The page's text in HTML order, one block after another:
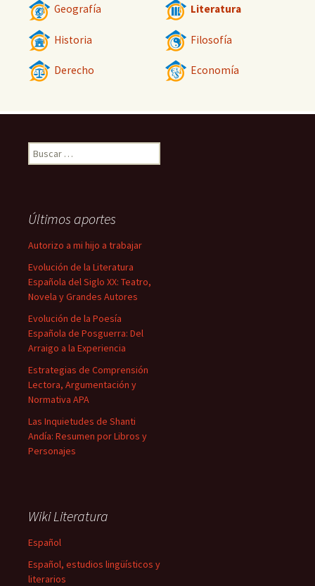
Geografía Literatura
Historia Filosofía
Derecho Economía
Buscar:
Últimos aportes
Autorizo a mi hijo a trabajar
Evolución de la Literatura
Española del Siglo XX: Teatro,
Novela y Grandes Autores
Evolución de la Poesía
Española de Posguerra: Del
Arraigo a la Experiencia
Estrategias de Comprensión
Lectora, Argumentación y
Normativa APA
Las Inquietudes de Shanti
Andía: Resumen por Libros y
Personajes
Wiki Literatura
Español
Español, estudios lingüísticos y
literarios